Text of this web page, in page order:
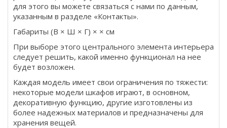
для этого вы можете связаться с нами по данным,
указанным в разделе «Контакты».
Габариты (В × Ш × Г) × × см
При выборе этого центрального элемента интерьера
следует решить, какой именно функционал на нее
будет возложен.
Каждая модель имеет свои ограничения по тяжести:
некоторые модели шкафов играют, в основном,
декоративную функцию, другие изготовлены из
более надежных материалов и предназначены для
хранения вещей.